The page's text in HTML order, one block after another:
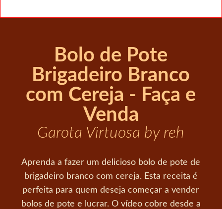
Bolo de Pote
Brigadeiro Branco
com Cereja - Faça e
Venda
Garota Virtuosa by reh
Aprenda a fazer um delicioso bolo de pote de
brigadeiro branco com cereja. Esta receita é
perfeita para quem deseja começar a vender
bolos de pote e lucrar. O vídeo cobre desde a